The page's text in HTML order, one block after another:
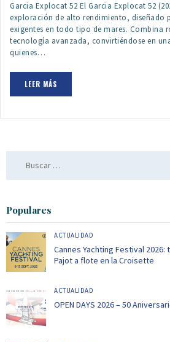
Garcia Explocat 52 El Garcia Explocat 52
exploración de alto rendimiento, diseñado
exigentes en todo tipo de mares. Combina
tecnología avanzada, convirtiéndose en
quienes…
LEER MÁS
Populares
ACTUALIDAD
Cannes Yachting Festival 2026:
Pajot a flote en la Croisette
ACTUALIDAD
OPEN DAYS 2026 – 50